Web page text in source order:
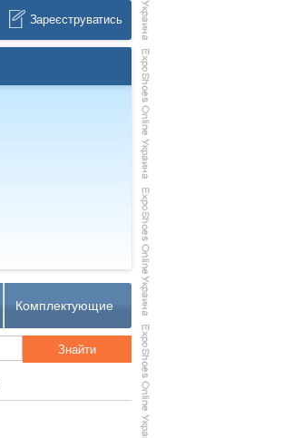
Зареєструватись
Комплектующие